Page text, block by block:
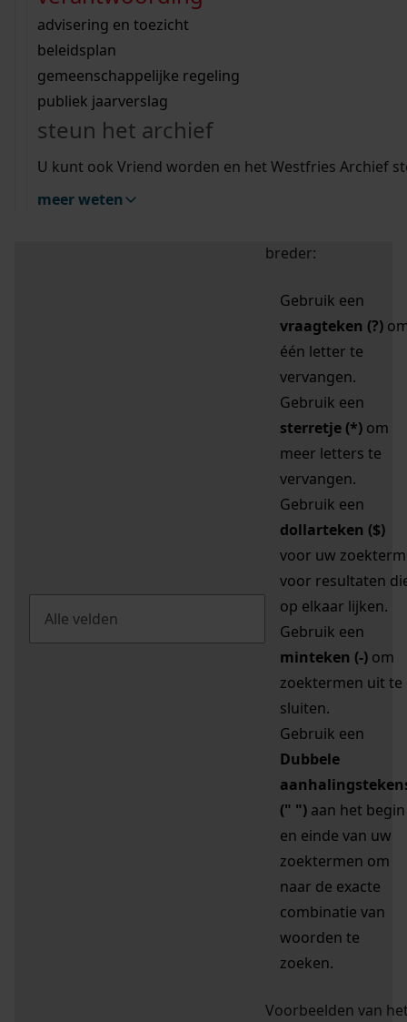
bouwvergunningen
omgevingsvergunningen
vergunningen
beeld en geluid
uitleg nodig?
Wij helpen u op weg met een aantal zoektips.
bekijk alle zoektips
Wij helpen u op weg met een aantal zoektips.
bekijk alle zoektips
bekijk ons geschiedenislokaal
advisering en toezicht
beleidsplan
gemeenschappelijke regeling
publiek jaarverslag
steun het archief
U kunt ook Vriend worden en het Westfries Archief
meer weten
zoektips
Mijn Studiezaal (inloggen)
uw zoekopdracht te
breder:
Gebruik een
vraagteken (?)
één letter te
vervangen.
Gebruik een
sterretje (*) om
meer letters te
vervangen.
Gebruik een
dollarteken ($)
voor uw zoekterm
voor resultaten
op elkaar lijken.
Gebruik een
minteken (-) om
zoektermen uit te
sluiten.
Gebruik een
Dubbele
(" ") aan het begin
en einde van uw
zoektermen om
naar de exacte
combinatie van
woorden te
zoeken.
Voorbeelden van